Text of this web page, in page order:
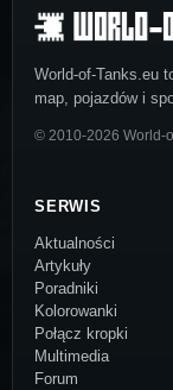
World-of-Tanks.eu
map, pojazdów i
© 2010-2026 World-
SERWIS
Aktualności
Artykuły
Poradniki
Kolorowanki
Połącz kropki
Multimedia
Forum